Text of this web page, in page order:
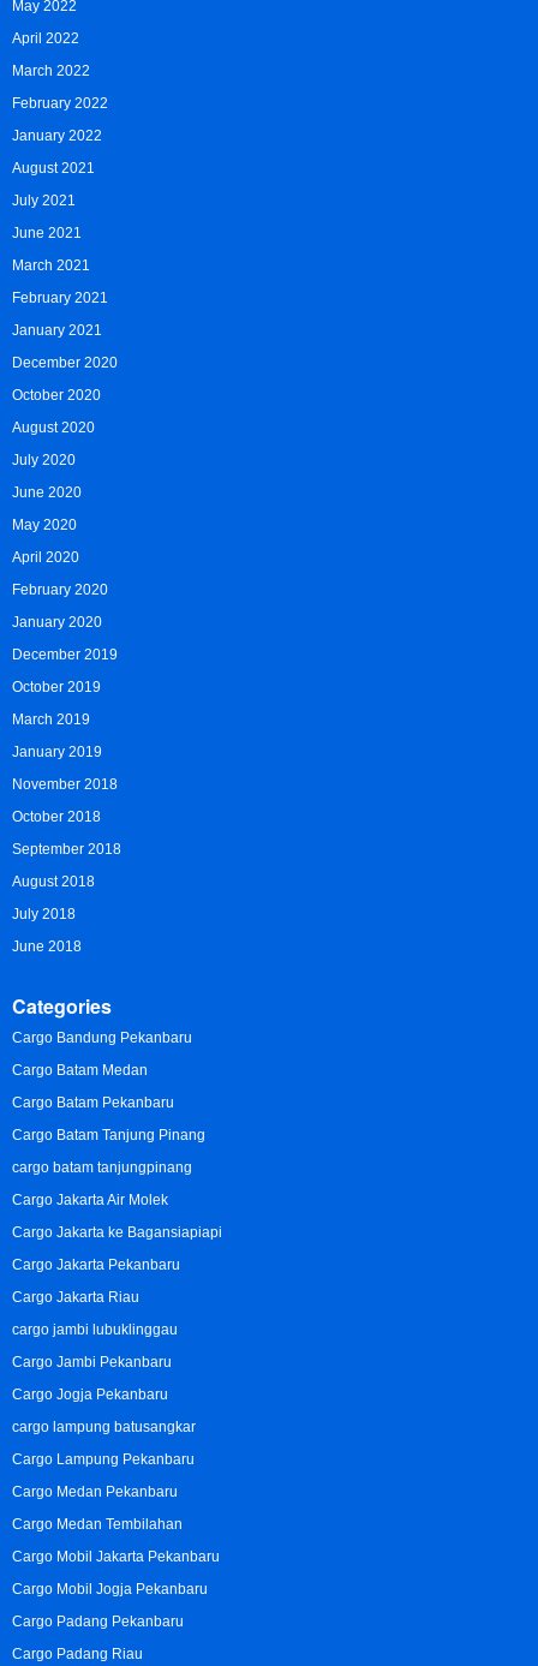
May 2022
April 2022
March 2022
February 2022
January 2022
August 2021
July 2021
June 2021
March 2021
February 2021
January 2021
December 2020
October 2020
August 2020
July 2020
June 2020
May 2020
April 2020
February 2020
January 2020
December 2019
October 2019
March 2019
January 2019
November 2018
October 2018
September 2018
August 2018
July 2018
June 2018
Categories
Cargo Bandung Pekanbaru
Cargo Batam Medan
Cargo Batam Pekanbaru
Cargo Batam Tanjung Pinang
cargo batam tanjungpinang
Cargo Jakarta Air Molek
Cargo Jakarta ke Bagansiapiapi
Cargo Jakarta Pekanbaru
Cargo Jakarta Riau
cargo jambi lubuklinggau
Cargo Jambi Pekanbaru
Cargo Jogja Pekanbaru
cargo lampung batusangkar
Cargo Lampung Pekanbaru
Cargo Medan Pekanbaru
Cargo Medan Tembilahan
Cargo Mobil Jakarta Pekanbaru
Cargo Mobil Jogja Pekanbaru
Cargo Padang Pekanbaru
Cargo Padang Riau